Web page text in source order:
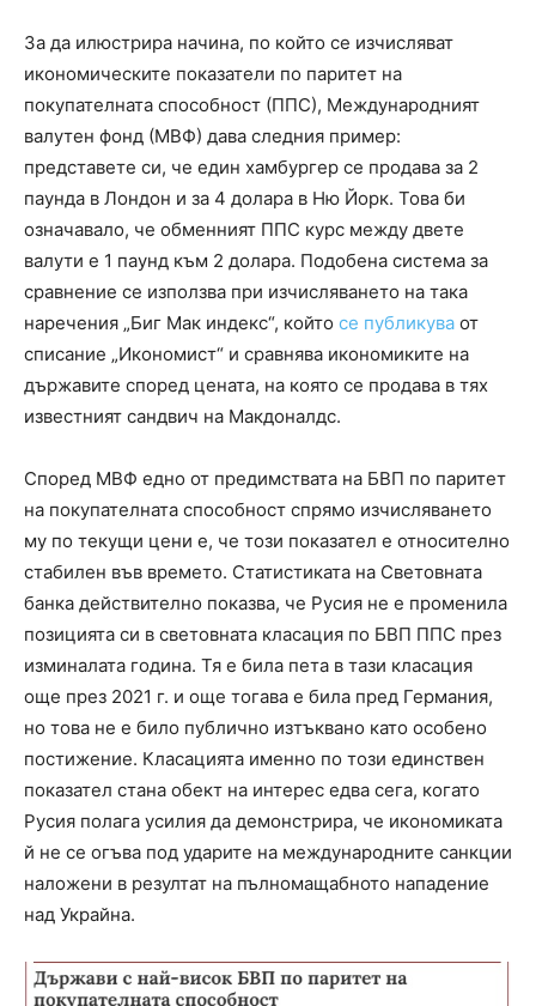
За да илюстрира начина, по който се изчисляват
икономическите показатели по паритет на
покупателната способност (ППС), Международният
валутен фонд (МВФ) дава следния пример:
представете си, че един хамбургер се продава за 2
паунда в Лондон и за 4 долара в Ню Йорк. Това би
означавало, че обменният ППС курс между двете
валути е 1 паунд към 2 долара. Подобена система за
сравнение се използва при изчисляването на така
наречения „Биг Мак индекс“, който се публикува от
списание „Икономист“ и сравнява икономиките на
държавите според цената, на която се продава в тях
известният сандвич на Макдоналдс.
Според МВФ едно от предимствата на БВП по паритет
на покупателната способност спрямо изчисляването
му по текущи цени е, че този показател е относително
стабилен във времето. Статистиката на Световната
банка действително показва, че Русия не е променила
позицията си в световната класация по БВП ППС през
изминалата година. Тя е била пета в тази класация
още през 2021 г. и още тогава е била пред Германия,
но това не е било публично изтъквано като особено
постижение. Класацията именно по този единствен
показател стана обект на интерес едва сега, когато
Русия полага усилия да демонстрира, че икономиката
й не се огъва под ударите на международните санкции
наложени в резултат на пълномащабното нападение
над Украйна.